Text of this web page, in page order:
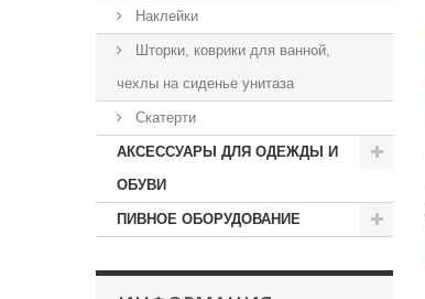
Наклейки
Шторки, коврики для ванной,
чехлы на сиденье унитаза
Скатерти
АКСЕССУАРЫ ДЛЯ ОДЕЖДЫ И
ОБУВИ
ПИВНОЕ ОБОРУДОВАНИЕ